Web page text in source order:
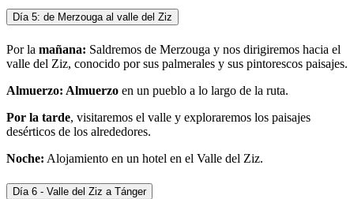
Día 5: de Merzouga al valle del Ziz
Por la mañana: Saldremos de Merzouga y nos dirigiremos hacia el
valle del Ziz, conocido por sus palmerales y sus pintorescos paisajes.
Almuerzo: Almuerzo en un pueblo a lo largo de la ruta.
Por la tarde, visitaremos el valle y exploraremos los paisajes
desérticos de los alrededores.
Noche: Alojamiento en un hotel en el Valle del Ziz.
Día 6 - Valle del Ziz a Tánger